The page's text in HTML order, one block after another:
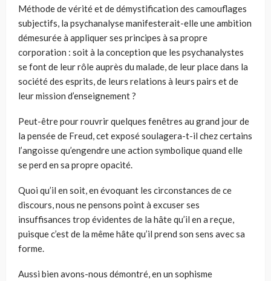
Méthode de vérité et de démystification des camouflages
subjectifs, la psychanalyse manifesterait-elle une ambition
démesurée à appliquer ses principes à sa propre
corporation : soit à la conception que les psychanalystes
se font de leur rôle auprès du malade, de leur place dans la
société des esprits, de leurs relations à leurs pairs et de
leur mission d’enseignement ?
Peut-être pour rouvrir quelques fenêtres au grand jour de
la pensée de Freud, cet exposé soulagera-t-il chez certains
l’angoisse qu’engendre une action symbolique quand elle
se perd en sa propre opacité.
Quoi qu’il en soit, en évoquant les circonstances de ce
discours, nous ne pensons point à excuser ses
insuffisances trop évidentes de la hâte qu’il en a reçue,
puisque c’est de la même hâte qu’il prend son sens avec sa
forme.
Aussi bien avons-nous démontré, en un sophisme